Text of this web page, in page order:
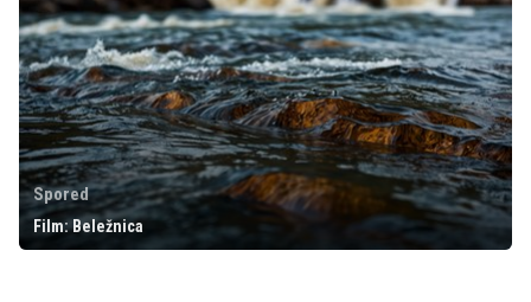
Spored
Film: Beležnica